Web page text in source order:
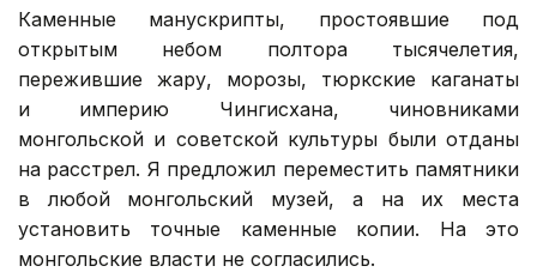
Каменные манускрипты, простоявшие под
открытым небом полтора тысячелетия,
пережившие жару, морозы, тюркские каганаты
и империю Чингисхана, чиновниками
монгольской и советской культуры были отданы
на расстрел. Я предложил переместить памятники
в любой монгольский музей, а на их места
установить точные каменные копии. На это
монгольские власти не согласились.